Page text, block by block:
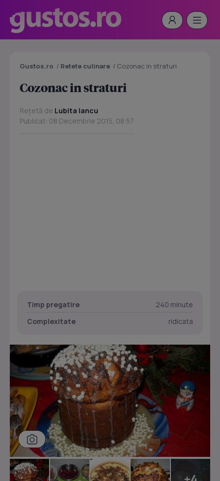
Gustos.ro / Retete culinare / Cozonac in straturi
Cozonac in straturi
Rețetă de Lubita Iancu
Publicat: 08 Decembrie 2015, 08:57
Timp pregatire
240 minute
Complexitate
ridicata